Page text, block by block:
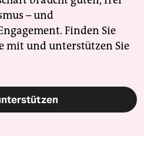
– und
Finden Sie
mit und unterstützen Sie